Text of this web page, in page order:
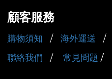
顧客服務
購物須知 / 海外運送 /
聯絡我們
/ 常見問題 /